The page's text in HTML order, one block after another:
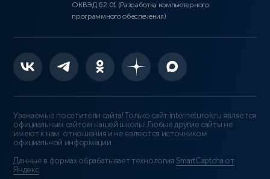
ОКВЭД 62.01 (Разработка компьютерного
программного обеспечения)
Уважаемые посетители сайта! Только сайт interneturok.ru является
официальным сайтом нашей школы! Любые другие сайты не
имеют к нам отношения и не являются источником
официальной информации.
Данные в формах обрабатывает технология SmartCaptcha от
Яндекс